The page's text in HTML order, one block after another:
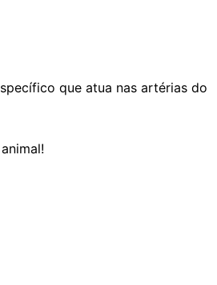
que atua nas artérias do